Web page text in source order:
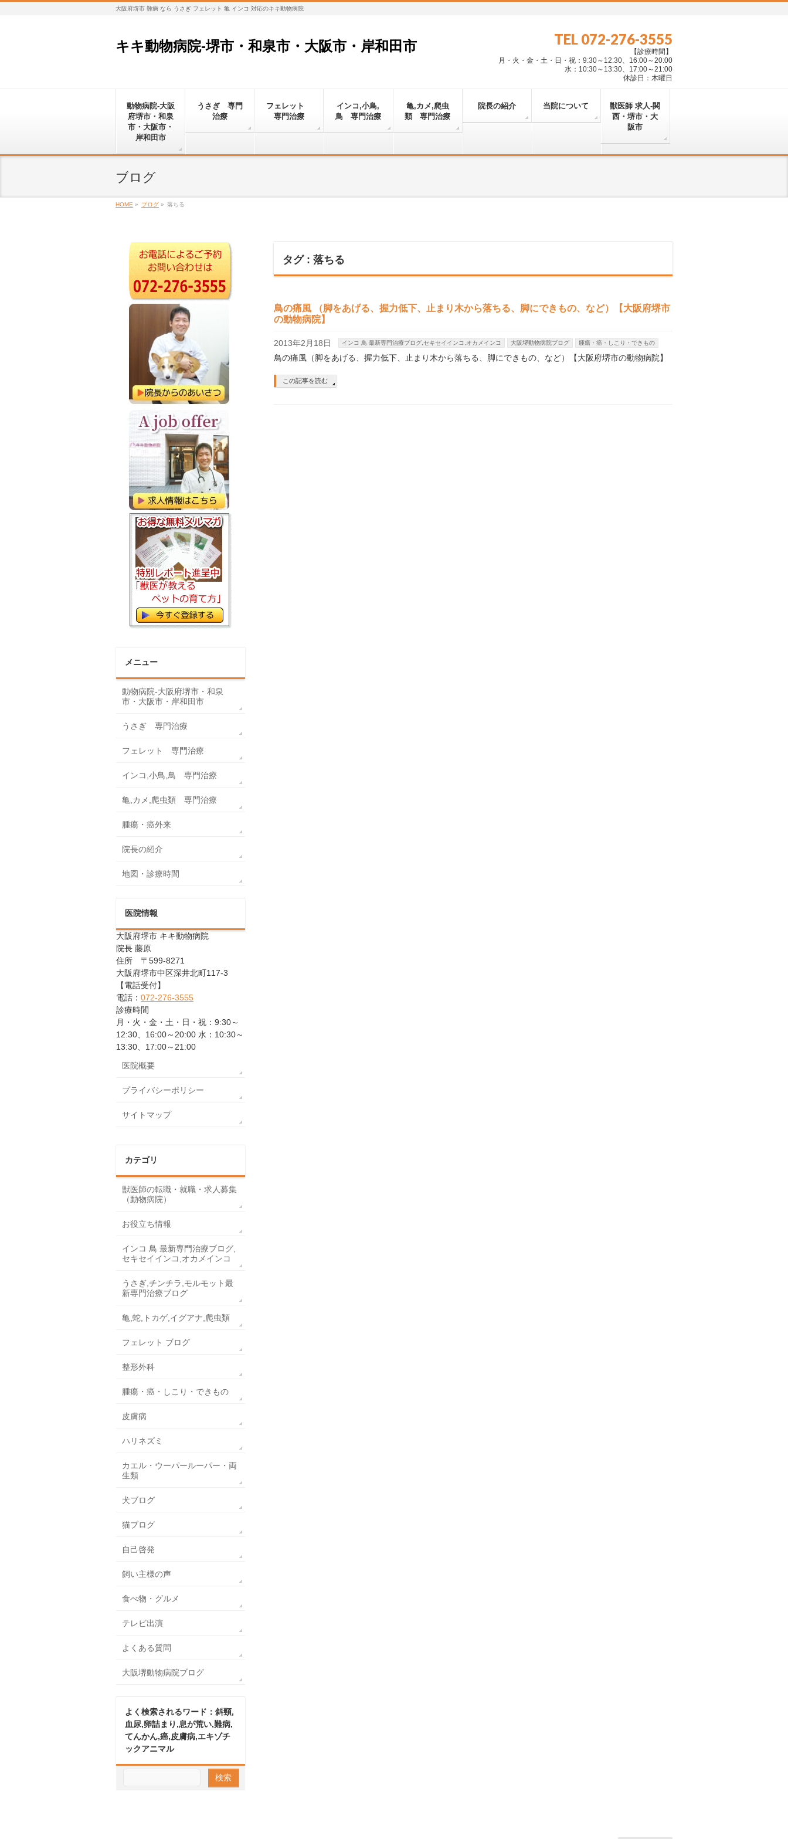
大阪府堺市 難病 なら うさぎ フェレット 亀 インコ 対応のキキ動物病院
キキ動物病院-堺市・和泉市・大阪市・岸和田市 TEL 072-276-3555
【診療時間】
月・火・金・土・日・祝：9:30～12:30、16:00～20:00
水：10:30～13:30、17:00～21:00
休診日：木曜日
動物病院-大阪
府堺市・和泉
市・大阪市・
岸和田市
うさぎ 専門
治療
フェレット
専門治療
インコ,小鳥,
鳥 専門治療
亀,カメ,爬虫
類 専門治療
院長の紹介 当院について
獣医師 求人-関
西・堺市・大
阪市
ブログ
HOME » ブログ » 落ちる
タグ : 落ちる
鳥の痛風 （脚をあげる、握力低下、止まり木から落ちる、脚にできもの、など）【大阪府堺市
の動物病院】
2013年2月18日 インコ 鳥 最新専門治療ブログ,セキセイインコ,オカメインコ 大阪堺動物病院ブログ 腫瘍・癌・しこり・できもの
鳥の痛風（脚をあげる、握力低下、止まり木から落ちる、脚にできもの、など）【大阪府堺市の動物病院】
この記事を読む
メニュー
動物病院-大阪府堺市・和泉
市・大阪市・岸和田市
うさぎ 専門治療
フェレット 専門治療
インコ,小鳥,鳥 専門治療
亀,カメ,爬虫類 専門治療
腫瘍・癌外来
院長の紹介
地図・診療時間
医院情報
大阪府堺市 キキ動物病院
院長 藤原
住所 〒599-8271
大阪府堺市中区深井北町117-3
【電話受付】
電話： 072-276-3555
診療時間
月・火・金・土・日・祝：9:30～
12:30、16:00～20:00 水：10:30～
13:30、17:00～21:00
医院概要
プライバシーポリシー
サイトマップ
カテゴリ
獣医師の転職・就職・求人募集
（動物病院）
お役立ち情報
インコ 鳥 最新専門治療ブログ,
セキセイインコ,オカメインコ
うさぎ,チンチラ,モルモット最
新専門治療ブログ
亀,蛇,トカゲ,イグアナ,爬虫類
フェレット ブログ
整形外科
腫瘍・癌・しこり・できもの
皮膚病
ハリネズミ
カエル・ウーパールーパー・両
生類
犬ブログ
猫ブログ
自己啓発
飼い主様の声
食べ物・グルメ
テレビ出演
よくある質問
大阪堺動物病院ブログ
よく検索されるワード：斜頸,
血尿,卵詰まり,息が荒い,難病,
てんかん,癌,皮膚病,エキゾチ
ックアニマル